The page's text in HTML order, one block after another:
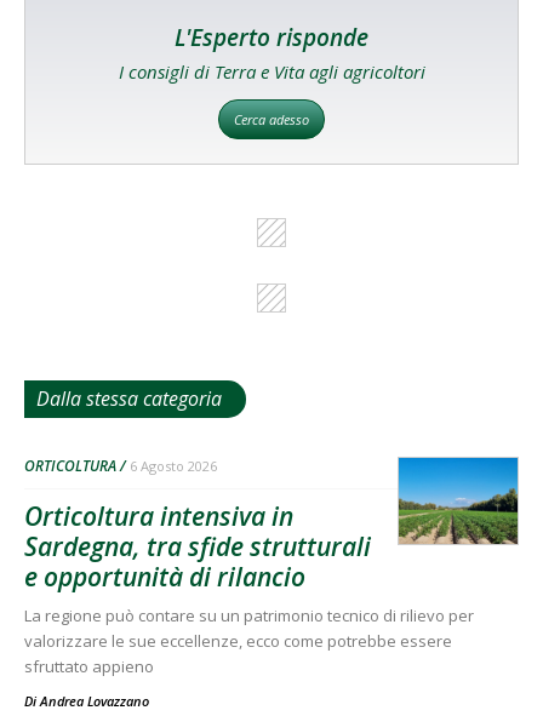
L'Esperto risponde
I consigli di Terra e Vita agli agricoltori
Cerca adesso
Dalla stessa categoria
ORTICOLTURA 6 Agosto 2026
Orticoltura intensiva in
Sardegna, tra sfide strutturali
e opportunità di rilancio
La regione può contare su un patrimonio tecnico di rilievo per
valorizzare le sue eccellenze, ecco come potrebbe essere
sfruttato appieno
DiAndrea Lovazzano